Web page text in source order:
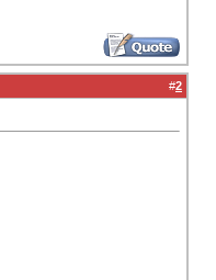
#2